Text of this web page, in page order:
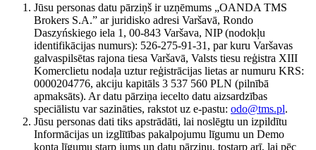
Jūsu personas datu pārziņš ir uzņēmums „OANDA TMS
Brokers S.A.” ar juridisko adresi Varšavā, Rondo
Daszyńskiego iela 1, 00-843 Varšava, NIP (nodokļu
identifikācijas numurs): 526-275-91-31, par kuru Varšavas
galvaspilsētas rajona tiesa Varšavā, Valsts tiesu reģistra XIII
Komerclietu nodaļa uztur reģistrācijas lietas ar numuru KRS:
0000204776, akciju kapitāls 3 537 560 PLN (pilnībā
apmaksāts). Ar datu pārziņa iecelto datu aizsardzības
speciālistu var sazināties, rakstot uz e-pastu: odo@tms.pl.
Jūsu personas dati tiks apstrādāti, lai noslēgtu un izpildītu
Informācijas un izglītības pakalpojumu līgumu un Demo
konta līgumu starp jums un datu pārziņu, tostarp arī, lai pēc